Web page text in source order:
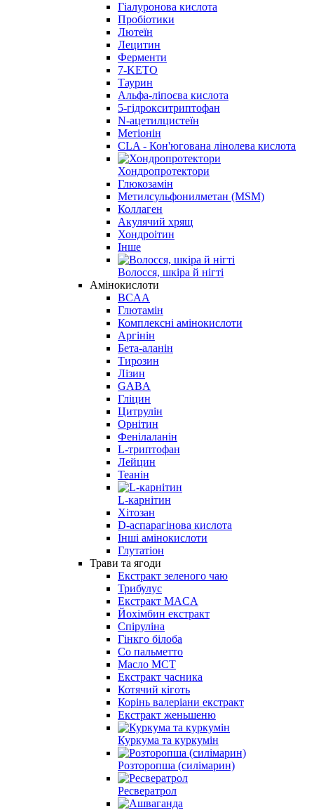
Гіалуронова кислота
Пробіотики
Лютеїн
Лецитин
Ферменти
7-KETO
Таурин
Альфа-ліпоєва кислота
5-гідрокситриптофан
N-ацетилцистеїн
Метіонін
CLA - Кон'югована лінолева кислота
Хондропротектори
Глюкозамін
Метилсульфонилметан (MSM)
Коллаген
Акулячий хрящ
Хондроітин
Інше
Волосся, шкіра й нігті
Амінокислоти
BCAA
Глютамін
Комплексні амінокислоти
Аргінін
Бета-аланін
Тирозин
Лізин
GABA
Гліцин
Цитрулін
Орнітин
Фенілаланін
L-триптофан
Лейцин
Теанін
L-карнітин
Хітозан
D-аспарагінова кислота
Інші амінокислоти
Глутатіон
Трави та ягоди
Екстракт зеленого чаю
Трибулус
Екстракт MACA
Йохімбин екстракт
Спіруліна
Гінкго білоба
Cо пальметто
Масло MCT
Екстракт часника
Котячий кіготь
Корінь валеріани екстракт
Екстракт женьшеню
Куркума та куркумін
Розторопша (силімарин)
Ресвератрол